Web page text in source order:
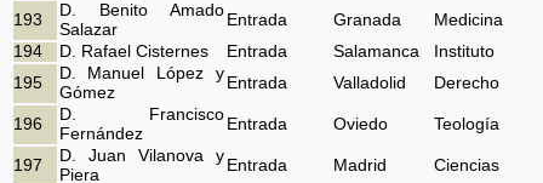
193
D. Benito Amado
Salazar
Entrada Granada
Medicina
194
D. Rafael Cisternes Entrada Salamanca
Instituto
195
D. Manuel López y
Gómez
Entrada Valladolid Derecho
196
D. Francisco
Fernández
Entrada Oviedo Teología
197
D. Juan Vilanova y
Piera
Entrada Madrid Ciencias